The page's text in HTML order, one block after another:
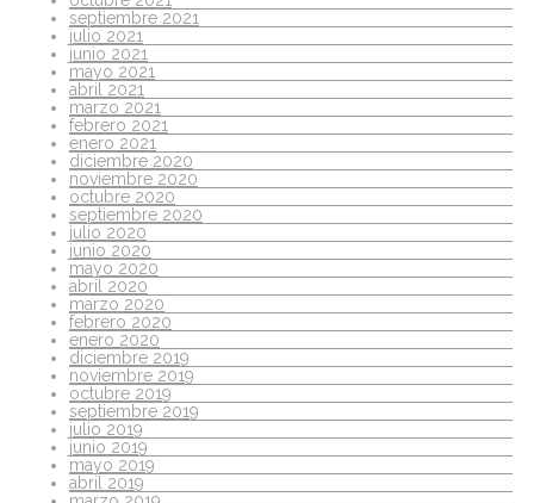
septiembre 2021
julio 2021
junio 2021
mayo 2021
abril 2021
marzo 2021
febrero 2021
enero 2021
diciembre 2020
noviembre 2020
octubre 2020
septiembre 2020
julio 2020
junio 2020
mayo 2020
abril 2020
marzo 2020
febrero 2020
enero 2020
diciembre 2019
noviembre 2019
octubre 2019
septiembre 2019
julio 2019
junio 2019
mayo 2019
abril 2019